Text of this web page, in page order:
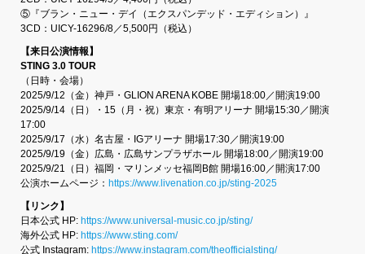
⑤『ブラン・ニュー・デイ（エクスパンデッド・エディション）』
3CD：UICY-16296/8／5,500円（税込）
【来日公演情報】
STING 3.0 TOUR
（日時・会場）
2025/9/12（金）神戸・GLION ARENA KOBE 開場18:00／開演19:00
2025/9/14（日）・15（月・祝）東京・有明アリーナ 開場15:30／開演
17:00
2025/9/17（水）名古屋・IGアリーナ 開場17:30／開演19:00
2025/9/19（金）広島・広島サンプラザホール 開場18:00／開演19:00
2025/9/21（日）福岡・マリンメッセ福岡B館 開場16:00／開演17:00
公演ホームページ： https://www.livenation.co.jp/sting-2025
【リンク】
日本公式 HP: https://www.universal-music.co.jp/sting/
海外公式 HP: https://www.sting.com/
公式 Instagram: https://www.instagram.com/theofficialsting/